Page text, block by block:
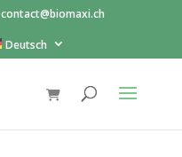
contact@biomaxi.ch
Deutsch